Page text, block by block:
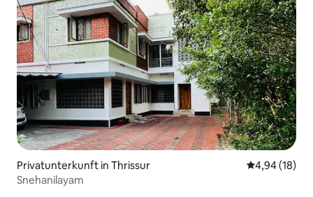
Privatunterkunft in Thrissur
4,94 (18)
Snehanilayam